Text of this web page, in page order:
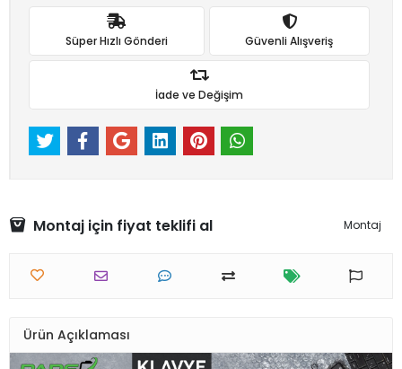
Süper Hızlı Gönderi Güvenli Alışveriş
İade ve Değişim
Montaj için fiyat teklifi al Montaj
Ürün Açıklaması